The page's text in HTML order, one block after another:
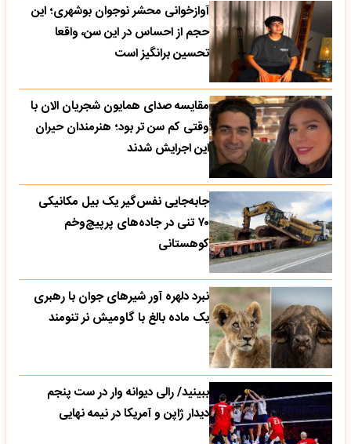
آوازخوانی محشر نوجوان بوشهری؛ این
حجم از احساس در این سن، واقعا
تحسین‌ برانگیز است
مقایسه صدای همایون شجریان الان با
وقتی کم سن تر بود؛ هنرمندان حیران
این اجرایش شدند
جابه‌جایی نفس‌گیر یک بیل مکانیکی
۷۰ تنی در جاده‌های پرپیچ‌وخم
کوهستانی
نبرد دلهره آور شیرهای جوان با رهبری
یک ماده بالغ با گاومیش نر تنومند
ببینید/ رالی دیوانه وار در ست پنجم
دیدار ژاپن و آمریکا در نیمه نهایی